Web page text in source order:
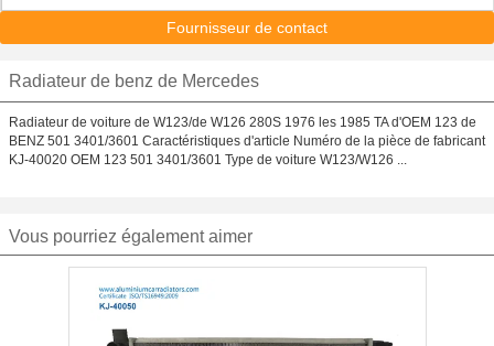
Fournisseur de contact
Radiateur de benz de Mercedes
Radiateur de voiture de W123/de W126 280S 1976 les 1985 TA d'OEM 123 de
BENZ 501 3401/3601 Caractéristiques d'article Numéro de la pièce de fabricant
KJ-40020 OEM 123 501 3401/3601 Type de voiture W123/W126 ...
Vous pourriez également aimer